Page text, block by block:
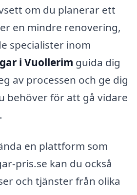
om du planerar ett
en mindre renovering,
specialister inom
i Vuollerim guida dig
av processen och ge dig
behöver för att gå vidare
en plattform som
pris.se kan du också
och tjänster från olika